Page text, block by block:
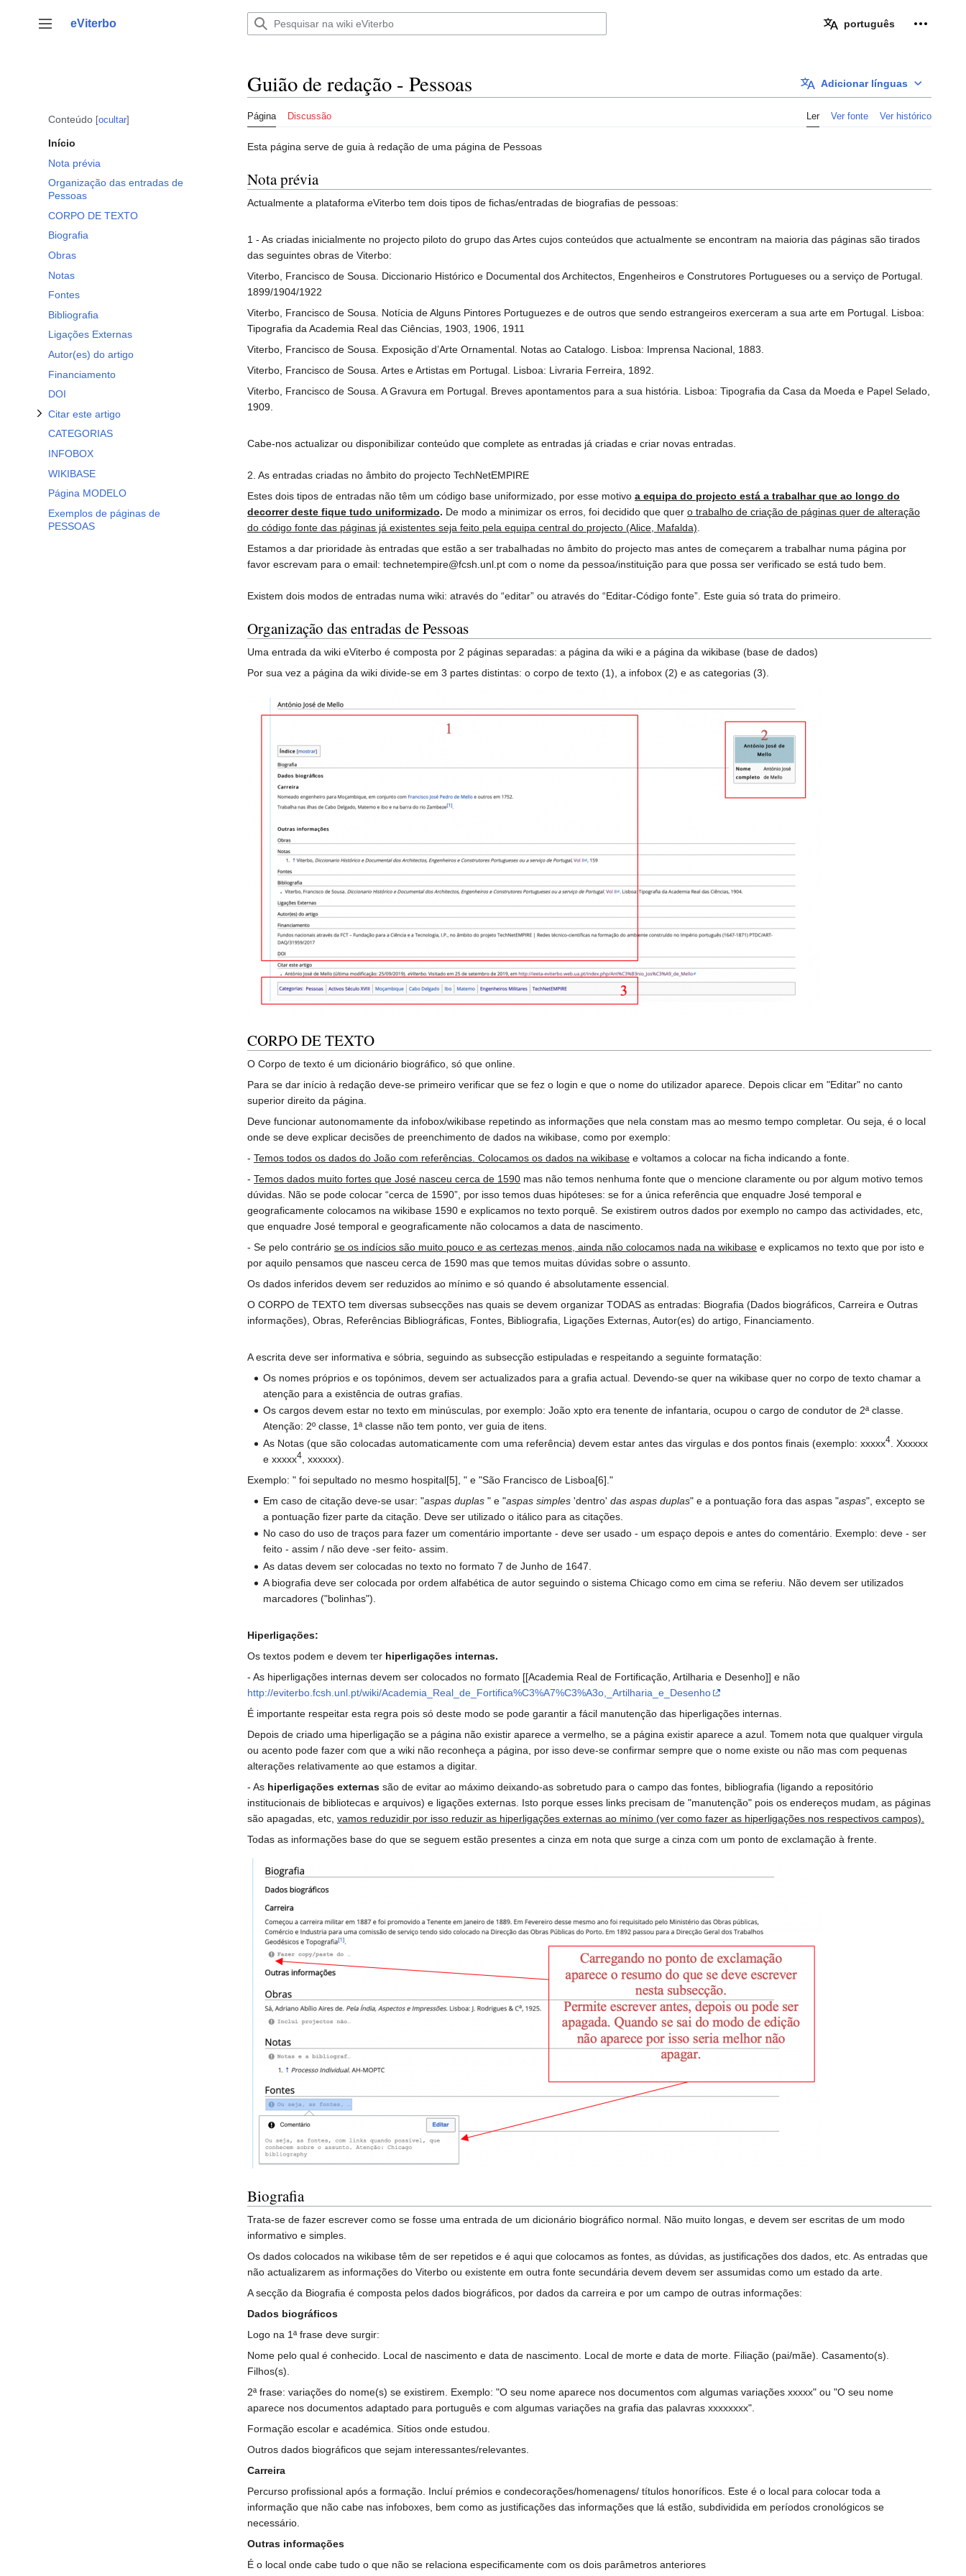
para
Alternar barra lateral
eViterbo português
Conteúdo ocultar
Início
Nota prévia
Organização das entradas de
Pessoas
CORPO DE TEXTO
Biografia
Obras
Notas
Fontes
Bibliografia
Ligações Externas
Autor(es) do artigo
Financiamento
DOI
Citar este artigo
Alternar a subsecção Citar este artigo
CATEGORIAS
INFOBOX
WIKIBASE
Página MODELO
Exemplos de páginas de
PESSOAS
Adicionar línguas
Guião de redação - Pessoas
Página Discussão Ler Ver fonte Ver histórico
Esta página serve de guia à redação de uma página de Pessoas
Nota prévia
Actualmente a plataforma eViterbo tem dois tipos de fichas/entradas de biografias de pessoas:
1 - As criadas inicialmente no projecto piloto do grupo das Artes cujos conteúdos que actualmente se encontram na maioria das páginas são tirados
das seguintes obras de Viterbo:
Viterbo, Francisco de Sousa. Diccionario Histórico e Documental dos Architectos, Engenheiros e Construtores Portugueses ou a serviço de Portugal.
1899/1904/1922
Viterbo, Francisco de Sousa. Notícia de Alguns Pintores Portuguezes e de outros que sendo estrangeiros exerceram a sua arte em Portugal. Lisboa:
Tipografia da Academia Real das Ciências, 1903, 1906, 1911
Viterbo, Francisco de Sousa. Exposição d’Arte Ornamental. Notas ao Catalogo. Lisboa: Imprensa Nacional, 1883.
Viterbo, Francisco de Sousa. Artes e Artistas em Portugal. Lisboa: Livraria Ferreira, 1892.
Viterbo, Francisco de Sousa. A Gravura em Portugal. Breves apontamentos para a sua história. Lisboa: Tipografia da Casa da Moeda e Papel Selado,
1909.
Cabe-nos actualizar ou disponibilizar conteúdo que complete as entradas já criadas e criar novas entradas.
2. As entradas criadas no âmbito do projecto TechNetEMPIRE
Estes dois tipos de entradas não têm um código base uniformizado, por esse motivo a equipa do projecto está a trabalhar que ao longo do
decorrer deste fique tudo uniformizado. De modo a minimizar os erros, foi decidido que quer o trabalho de criação de páginas quer de alteração
do código fonte das páginas já existentes seja feito pela equipa central do projecto (Alice, Mafalda)
Estamos a dar prioridade às entradas que estão a ser trabalhadas no âmbito do projecto mas antes de começarem a trabalhar numa página por
favor escrevam para o email: technetempire@fcsh.unl.pt com o nome da pessoa/instituição para que possa ser verificado se está tudo bem.
Existem dois modos de entradas numa wiki: através do “editar” ou através do “Editar-Código fonte”. Este guia só trata do primeiro.
Organização das entradas de Pessoas
Uma entrada da wiki eViterbo é composta por 2 páginas separadas: a página da wiki e a página da wikibase (base de dados)
Por sua vez a página da wiki divide-se em 3 partes distintas: o corpo de texto (1), a infobox (2) e as categorias (3).
CORPO DE TEXTO
O Corpo de texto é um dicionário biográfico, só que online.
Para se dar início à redação deve-se primeiro verificar que se fez o login e que o nome do utilizador aparece. Depois clicar em "Editar" no canto
superior direito da página.
Deve funcionar autonomamente da infobox/wikibase repetindo as informações que nela constam mas ao mesmo tempo completar. Ou seja, é o local
onde se deve explicar decisões de preenchimento de dados na wikibase, como por exemplo:
- Temos todos os dados do João com referências. Colocamos os dados na wikibase e voltamos a colocar na ficha indicando a fonte.
- Temos dados muito fortes que José nasceu cerca de 1590 mas não temos nenhuma fonte que o mencione claramente ou por algum motivo temos
dúvidas. Não se pode colocar “cerca de 1590”, por isso temos duas hipóteses: se for a única referência que enquadre José temporal e
geograficamente colocamos na wikibase 1590 e explicamos no texto porquê. Se existirem outros dados por exemplo no campo das actividades, etc,
que enquadre José temporal e geograficamente não colocamos a data de nascimento.
- Se pelo contrário se os indícios são muito pouco e as certezas menos, ainda não colocamos nada na wikibase e explicamos no texto que por isto e
por aquilo pensamos que nasceu cerca de 1590 mas que temos muitas dúvidas sobre o assunto.
Os dados inferidos devem ser reduzidos ao mínimo e só quando é absolutamente essencial.
O CORPO de TEXTO tem diversas subsecções nas quais se devem organizar TODAS as entradas: Biografia (Dados biográficos, Carreira e Outras
informações), Obras, Referências Bibliográficas, Fontes, Bibliografia, Ligações Externas, Autor(es) do artigo, Financiamento.
A escrita deve ser informativa e sóbria, seguindo as subsecção estipuladas e respeitando a seguinte formatação:
Os nomes próprios e os topónimos, devem ser actualizados para a grafia actual. Devendo-se quer na wikibase quer no corpo de texto chamar a
atenção para a existência de outras grafias.
Os cargos devem estar no texto em minúsculas, por exemplo: João xpto era tenente de infantaria, ocupou o cargo de condutor de 2ª classe.
Atenção: 2º classe, 1ª classe não tem ponto, ver guia de itens.
As Notas (que são colocadas automaticamente com uma referência) devem estar antes das virgulas e dos pontos finais (exemplo: xxxxx4
. Xxxxxx
e xxxxx4
, xxxxxx).
Exemplo: " foi sepultado no mesmo hospital[5], " e "São Francisco de Lisboa[6]."
Em caso de citação deve-se usar: "aspas duplas " e "aspas simples 'dentro'das aspas duplas" e a pontuação fora das aspas "aspas", excepto se
a pontuação fizer parte da citação. Deve ser utilizado o itálico para as citações.
No caso do uso de traços para fazer um comentário importante - deve ser usado - um espaço depois e antes do comentário. Exemplo: deve - ser
feito - assim / não deve -ser feito- assim.
As datas devem ser colocadas no texto no formato 7 de Junho de 1647.
A biografia deve ser colocada por ordem alfabética de autor seguindo o sistema Chicago como em cima se referiu. Não devem ser utilizados
marcadores ("bolinhas").
Hiperligações:
Os textos podem e devem ter hiperligações internas.
- As hiperligações internas devem ser colocados no formato [[Academia Real de Fortificação, Artilharia e Desenho]] e não
http://eviterbo.fcsh.unl.pt/wiki/Academia_Real_de_Fortifica%C3%A7%C3%A3o,_Artilharia_e_Desenho
É importante respeitar esta regra pois só deste modo se pode garantir a fácil manutenção das hiperligações internas.
Depois de criado uma hiperligação se a página não existir aparece a vermelho, se a página existir aparece a azul. Tomem nota que qualquer virgula
ou acento pode fazer com que a wiki não reconheça a página, por isso deve-se confirmar sempre que o nome existe ou não mas com pequenas
alterações relativamente ao que estamos a digitar.
- As hiperligações externas são de evitar ao máximo deixando-as sobretudo para o campo das fontes, bibliografia (ligando a repositório
institucionais de bibliotecas e arquivos) e ligações externas. Isto porque esses links precisam de "manutenção" pois os endereços mudam, as páginas
são apagadas, etc, vamos reduzidir por isso reduzir as hiperligações externas ao mínimo (ver como fazer as hiperligações nos respectivos campos).
Todas as informações base do que se seguem estão presentes a cinza em nota que surge a cinza com um ponto de exclamação à frente.
Biografia
Trata-se de fazer escrever como se fosse uma entrada de um dicionário biográfico normal. Não muito longas, e devem ser escritas de um modo
informativo e simples.
Os dados colocados na wikibase têm de ser repetidos e é aqui que colocamos as fontes, as dúvidas, as justificações dos dados, etc. As entradas que
não actualizarem as informações do Viterbo ou existente em outra fonte secundária devem devem ser assumidas como um estado da arte.
A secção da Biografia é composta pelos dados biográficos, por dados da carreira e por um campo de outras informações:
Dados biográficos
Logo na 1ª frase deve surgir:
Nome pelo qual é conhecido. Local de nascimento e data de nascimento. Local de morte e data de morte. Filiação (pai/mãe). Casamento(s).
Filhos(s).
2ª frase: variações do nome(s) se existirem. Exemplo: "O seu nome aparece nos documentos com algumas variações xxxxx" ou "O seu nome
aparece nos documentos adaptado para português e com algumas variações na grafia das palavras xxxxxxxx".
Formação escolar e académica. Sítios onde estudou.
Outros dados biográficos que sejam interessantes/relevantes.
Carreira
Percurso profissional após a formação. Incluí prémios e condecorações/homenagens/ títulos honoríficos. Este é o local para colocar toda a
informação que não cabe nas infoboxes, bem como as justificações das informações que lá estão, subdividida em períodos cronológicos se
necessário.
Outras informações
É o local onde cabe tudo o que não se relaciona especificamente com os dois parâmetros anteriores